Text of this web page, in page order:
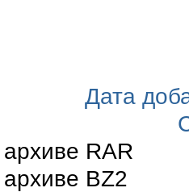
Дата
архиве RAR
архиве BZ2